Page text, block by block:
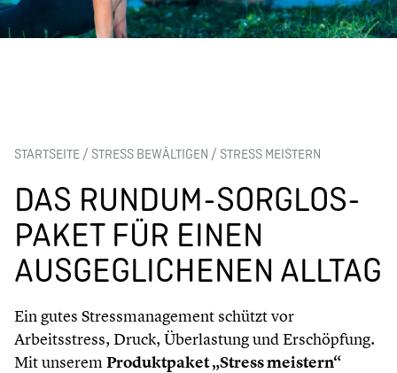
STARTSEITE / STRESS BEWÄLTIGEN / STRESS MEISTERN
DAS RUNDUM-SORGLOS-
PAKET FÜR EINEN
AUSGEGLICHENEN ALLTAG
Ein gutes Stressmanagement schützt vor
Arbeitsstress, Druck, Überlastung und Erschöpfung.
Mit unseremProduktpaket „Stress meistern“